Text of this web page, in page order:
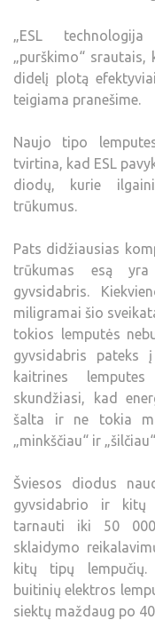
„ESL
„purškimo“
didelį plotą
teigiama pranešime.
Naujo tipo
tvirtina, kad ESL
diodų, kurie
trūkumus.
Pats didžiausias
trūkumas esą
gyvsidabris.
miligramai šio
tokios lemputės
gyvsidabris
kaitrines
skundžiasi, kad
šalta ir ne tokia
„minkščiau“ ir
Šviesos diodus
gyvsidabrio ir kitų
tarnauti iki 50
sklaidymo
kitų tipų lempučių.
buitinių elektros
siektų maždaug po